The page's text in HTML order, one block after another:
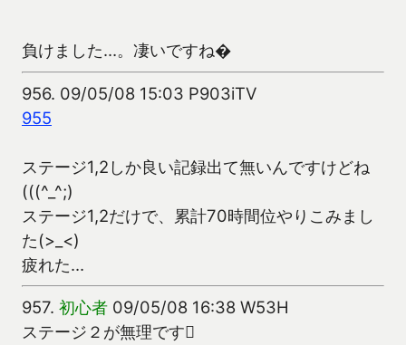
負けました…。凄いですね�
956. 09/05/08 15:03 P903iTV
955
ステージ1,2しか良い記録出て無いんですけどね
(((^_^;)
ステージ1,2だけで、累計70時間位やりこみまし
た(>_<)
疲れた…
957. 初心者 09/05/08 16:38 W53H
ステージ２が無理です